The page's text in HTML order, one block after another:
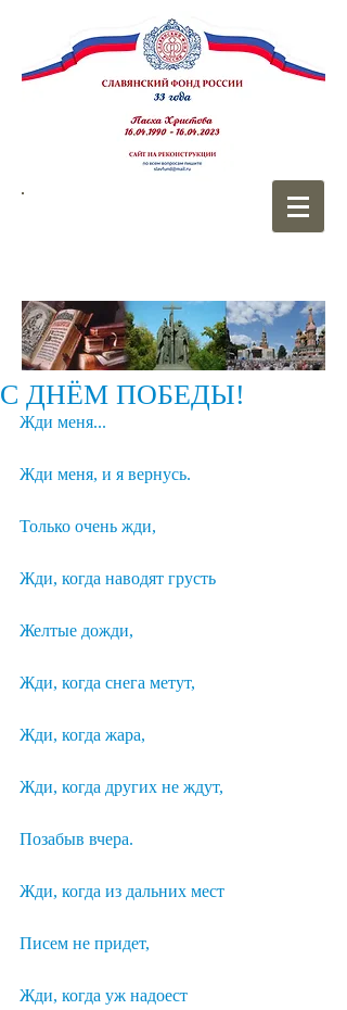
С ДНЁМ ПОБЕДЫ!
Жди меня...
Жди меня, и я вернусь.
Только очень жди,
Жди, когда наводят грусть
Желтые дожди,
Жди, когда снега метут,
Жди, когда жара,
Жди, когда других не ждут,
Позабыв вчера.
Жди, когда из дальних мест
Писем не придет,
Жди, когда уж надоест